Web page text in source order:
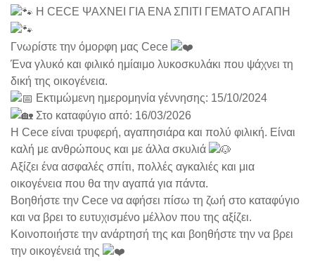
Η CECE ΨΑΧΝΕΙ ΓΙΑ ΕΝΑ ΣΠΙΤΙ ΓΕΜΑΤΟ ΑΓΑΠΗ
Γνωρίστε την όμορφη μας Cece
Ένα γλυκό και φιλικό ημίαιμο λυκοσκυλάκι που ψάχνει τη
δική της οικογένεια.
Εκτιμώμενη ημερομηνία γέννησης: 15/10/2024
Στο καταφύγιο από: 16/03/2026
Η Cece είναι τρυφερή, αγαπησιάρα και πολύ φιλική. Είναι
καλή με ανθρώπους και με άλλα σκυλιά
Αξίζει ένα ασφαλές σπίτι, πολλές αγκαλιές και μια
οικογένεια που θα την αγαπά για πάντα.
Βοηθήστε την Cece να αφήσει πίσω τη ζωή στο καταφύγιο
και να βρει το ευτυχισμένο μέλλον που της αξίζει.
Κοινοποιήστε την ανάρτησή της και βοηθήστε την να βρει
την οικογένειά της